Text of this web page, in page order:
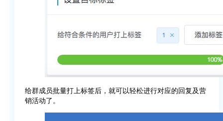
给群成员批量打上标签后，就可以轻松进行对应的回复及营
销活动了。